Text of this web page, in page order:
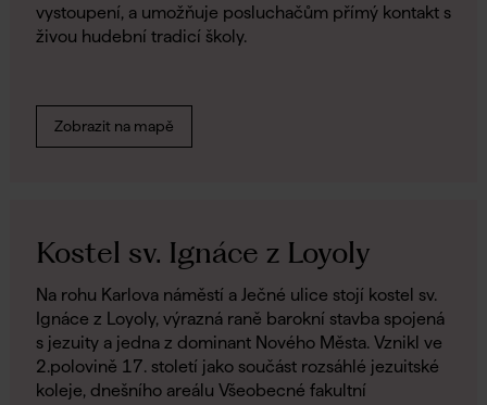
vystoupení, a umožňuje posluchačům přímý kontakt s
živou hudební tradicí školy.
Zobrazit na mapě
Kostel sv. Ignáce z Loyoly
Na rohu Karlova náměstí a Ječné ulice stojí kostel sv.
Ignáce z Loyoly, výrazná raně barokní stavba spojená
s jezuity a jedna z dominant Nového Města. Vznikl ve
2.polovině 17. století jako součást rozsáhlé jezuitské
koleje, dnešního areálu Všeobecné fakultní